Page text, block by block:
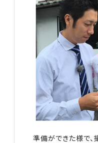
準備ができた様で、